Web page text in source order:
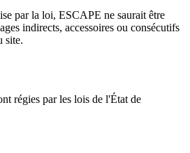
par la loi, ESCAPE ne saurait être
indirects, accessoires ou consécutifs
site.
régies par les lois de l'État de